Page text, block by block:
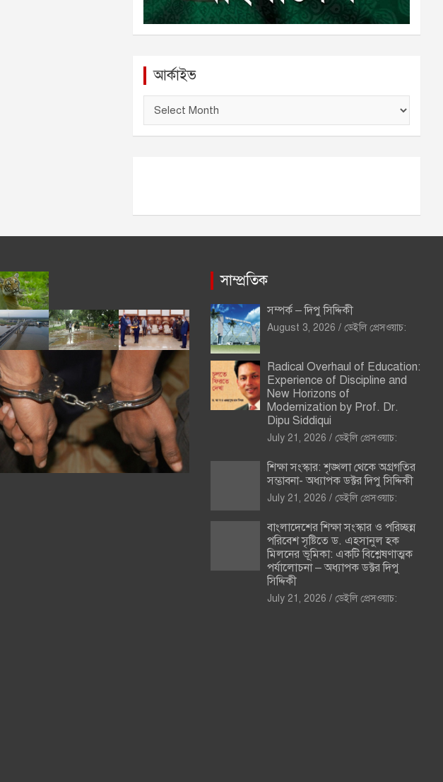
আর্কাইভ
ই
সাম্প্রতিক
সম্পর্ক – দিপু সিদ্দিকী
August 3, 2026 ডেইলি প্রেসওয়াচ:
Radical Overhaul of Education:
Experience of Discipline and
New Horizons of
Modernization by Prof. Dr.
Dipu Siddiqui
July 21, 2026 ডেইলি প্রেসওয়াচ:
শিক্ষা সংস্কার: শৃঙ্খলা থেকে অগ্রগতির
সম্ভাবনা- অধ্যাপক ডক্টর দিপু সিদ্দিকী
July 21, 2026 ডেইলি প্রেসওয়াচ:
বাংলাদেশের শিক্ষা সংস্কার ও পরিচ্ছন্ন
পরিবেশ সৃষ্টিতে ড. এহসানুল হক
মিলনের ভূমিকা: একটি বিশ্লেষণাত্মক
পর্যালোচনা – অধ্যাপক ডক্টর দিপু
সিদ্দিকী
July 21, 2026 ডেইলি প্রেসওয়াচ: